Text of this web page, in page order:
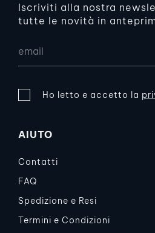
Iscriviti alla nostra
tutte le novità in
Ho letto e accetto la
AIUTO
Contatti
FAQ
Spedizione e Resi
Termini e Condizioni